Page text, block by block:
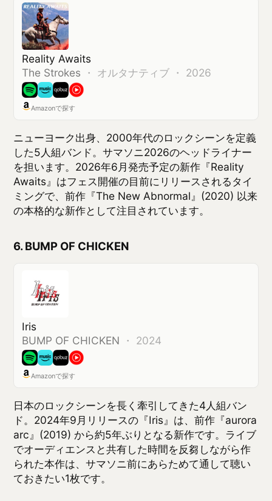
Awaits』はフェス開催の目前にリリースされるタイ
ミングで、前作『The New Abnormal』(2020) 以来
の本格的な新作として注目されています。
6. BUMP OF CHICKEN
Iris
BUMP OF CHICKEN・2024
Amazonで探す
日本のロックシーンを長く牽引してきた4人組バン
arc』(2019) から約5年ぶりとなる新作です。ライブ
でオーディエンスと共有した時間を反芻しながら作
ておきたい1枚です。
L'Arc〜en〜Ciel・ロック ・ 2025
Amazonで探す
結成30年以上のキャリアを誇るロックバンド。サマ
ソニ2026で国内ヘッドライナー枠を担います。